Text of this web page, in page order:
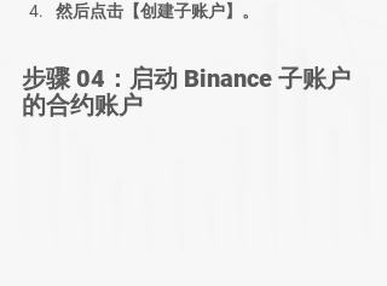
然后点击【创建子账户】。
步骤 04：启动 Binance 子账户
的合约账户